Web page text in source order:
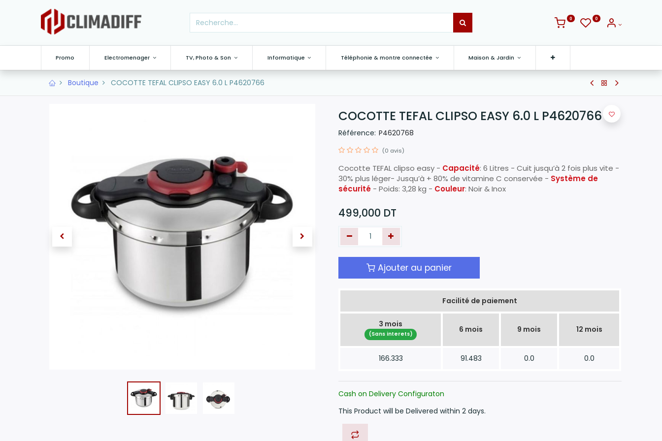
0 0
Promo Electromenager TV, Photo & Son Informatique Téléphonie & montre connectée Maison & Jardin
Boutique COCOTTE TEFAL CLIPSO EASY 6.0 L P4620766
COCOTTE TEFAL CLIPSO EASY 6.0 L P4620766
Référence: P4620768
(0 avis)
Cocotte TEFAL clipso easy - Capacité: 6 Litres - Cuit jusqu’à 2 fois plus vite -
30% plus léger- Jusqu’à + 80% de vitamine C conservée - Système de
sécurité - Poids: 3,28 kg - Couleur: Noir & Inox
499,000 DT
Ajouter au panier
Facilité de paiement
3 mois
(Sans interets) 6 mois 9 mois 12 mois
166.333 91.483 0.0 0.0
Cash on Delivery Configuraton
This Product will be Delivered within 2 days.